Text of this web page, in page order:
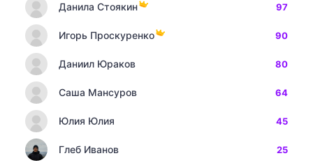
Данила Стоякин 97
Игорь Проскуренко 90
Даниил Юраков 80
Саша Мансуров 64
Юлия Юлия 45
Глеб Иванов 25